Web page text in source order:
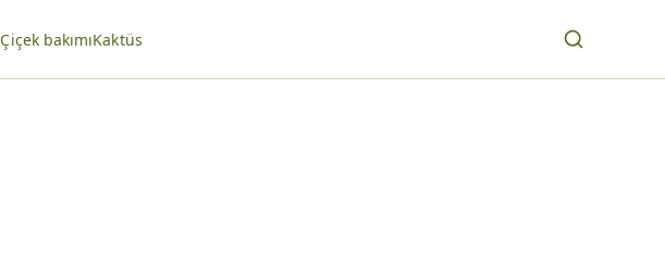
Çiçek bakımıKaktüs